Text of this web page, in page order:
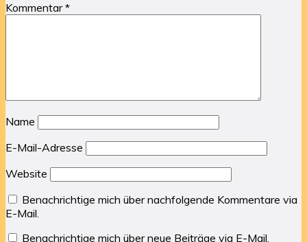
Kommentar*
Name
E-Mail-Adresse
Website
Benachrichtige mich über nachfolgende Kommentare via
E-Mail.
Benachrichtige mich über neue Beiträge via E-Mail.